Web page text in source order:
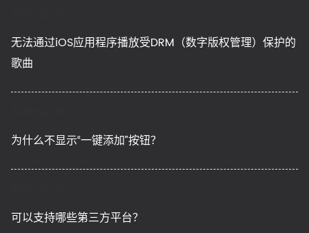
无法通过iOS应用程序播放受DRM（数字版权管理）保护的
歌曲
为什么不显示“一键添加”按钮？
可以支持哪些第三方平台？